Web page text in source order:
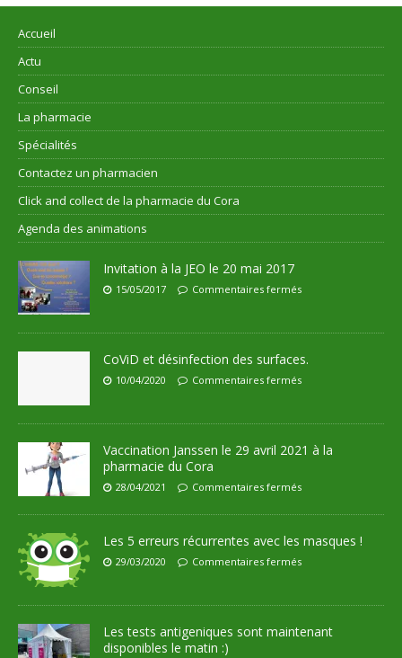
Accueil
Actu
Conseil
La pharmacie
Spécialités
Contactez un pharmacien
Click and collect de la pharmacie du Cora
Agenda des animations
Invitation à la JEO le 20 mai 2017
15/05/2017 Commentaires fermés
CoViD et désinfection des surfaces.
10/04/2020 Commentaires fermés
Vaccination Janssen le 29 avril 2021 à la
pharmacie du Cora
28/04/2021 Commentaires fermés
Les 5 erreurs récurrentes avec les masques !
29/03/2020 Commentaires fermés
Les tests antigeniques sont maintenant
disponibles le matin :)